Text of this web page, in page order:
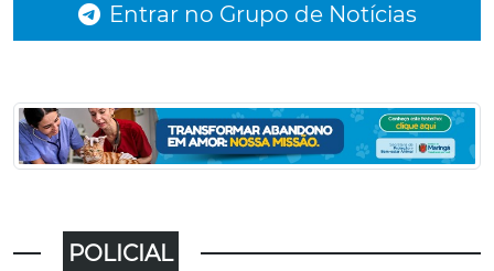
Entrar no Grupo de Notícias
POLICIAL